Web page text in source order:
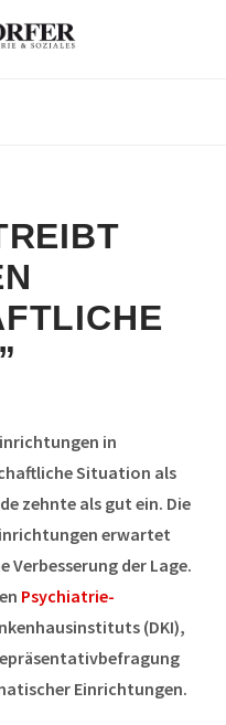
in
Situation als
zehnte als gut ein. Die
erwartet
Verbesserung der Lage.
Psychiatrie-
(DKI),
Einrichtungen.